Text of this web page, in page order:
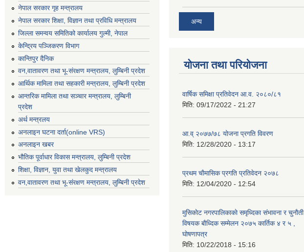
नेपाल सरकार गृह मन्त्रालय
नेपाल सरकार शिक्षा, विज्ञान तथा प्रविधि मन्त्रालय
जिल्ला समन्वय समितिको कार्यालय गुल्मी, नेपाल
केन्द्रिय पञ्जिकरण विभाग
कान्तिपुर दैनिक
वन,वातावरण तथा भू-संरक्षण मन्त्रालय, लुम्बिनी प्रदेश
आर्थिक मामिला तथा सहकारी मन्त्रालय, लुम्बिनी प्रदेश
आन्तरिक मामिला तथा सञ्चार मन्त्रालय, लुम्बिनी
प्रदेश
अर्थ मन्त्रलय
अनलाइन घटना दर्ता(online VRS)
अनलाइन खबर
भौतिक पूर्वाधार विकास मन्त्रालय, लुम्बिनी प्रदेश
शिक्षा, विज्ञान, युवा तथा खेलकुद मन्‍‍त्रालय
वन,वातावरण तथा भू-संरक्षण मन्त्रालय, लुम्बिनी प्रदेश
अन्य
योजना तथा परियोजना
वार्षिक समिक्षा प्रतिवेदन आ.व. २०८०/८१
मिति: 09/17/2022 - 21:27
आ.व् २०७७/७८ योजना प्रगति विवरण
मिति: 12/28/2020 - 13:17
प्रथम चाैमासिक प्रगति प्रतिवेदन २०७८
मिति: 12/04/2020 - 12:54
मुसिकाेट नगरपालिकाकाे समृध्दिका संभावना र चुनाैती
विषयक बाैध्दिक सम्मेलन २०७५ कार्तिक ४ र ५ ,
घाेषणापत्र
मिति: 10/22/2018 - 15:16